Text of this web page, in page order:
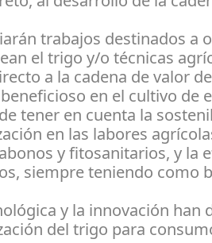
trabajos destinados a
el trigo y/o técnicas
a la cadena de valor
en el cultivo de
tener en cuenta la
en las labores
y fitosanitarios, y la
siempre teniendo como
y la innovación han
del trigo para